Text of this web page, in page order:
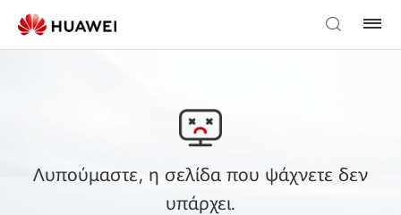
Λυπούμαστε, η σελίδα που ψάχνετε δεν
υπάρχει.